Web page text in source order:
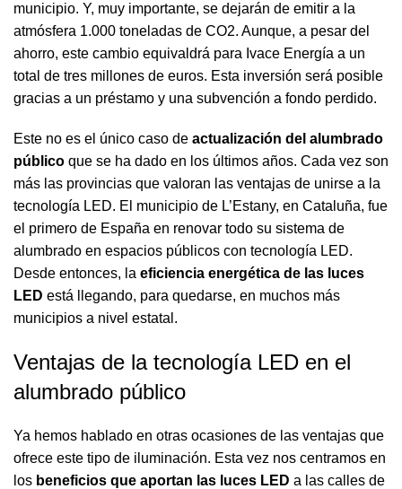
municipio. Y, muy importante, se dejarán de emitir a la
atmósfera 1.000 toneladas de CO2. Aunque, a pesar del
ahorro, este cambio equivaldrá para Ivace Energía a un
total de tres millones de euros. Esta inversión será posible
gracias a un préstamo y una subvención a fondo perdido.
Este no es el único caso de actualización del alumbrado
público que se ha dado en los últimos años. Cada vez son
más las provincias que valoran las ventajas de unirse a la
tecnología LED. El municipio de L’Estany, en Cataluña, fue
el primero de España en renovar todo su sistema de
alumbrado en espacios públicos con tecnología LED.
Desde entonces, la eficiencia energética de las luces
LED está llegando, para quedarse, en muchos más
municipios a nivel estatal.
Ventajas de la tecnología LED en el
alumbrado público
Ya hemos hablado en otras ocasiones de las ventajas que
ofrece este tipo de iluminación. Esta vez nos centramos en
los beneficios que aportan las luces LED a las calles de